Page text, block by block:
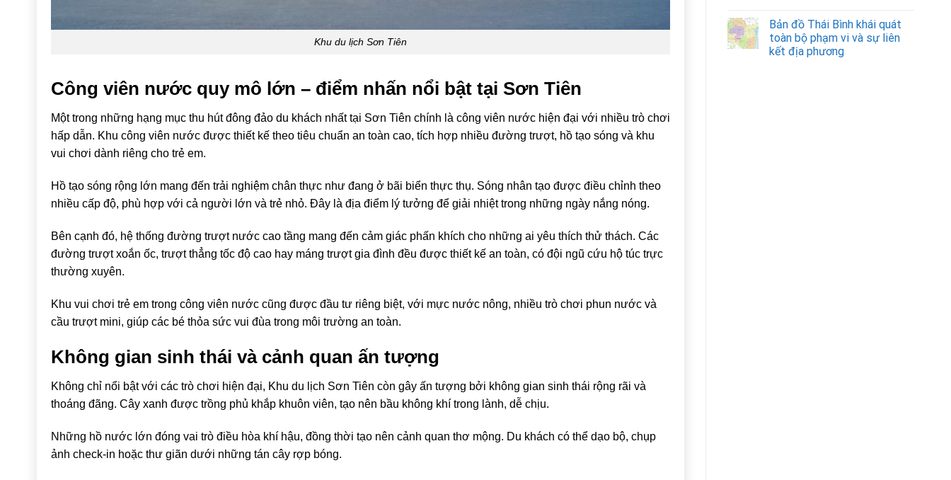
Khu du lịch Sơn Tiên
Công viên nước quy mô lớn – điểm nhấn nổi bật tại Sơn Tiên
Một trong những hạng mục thu hút đông đảo du khách nhất tại Sơn Tiên chính là công viên nước hiện đại với nhiều trò chơi
hấp dẫn. Khu công viên nước được thiết kế theo tiêu chuẩn an toàn cao, tích hợp nhiều đường trượt, hồ tạo sóng và khu
vui chơi dành riêng cho trẻ em.
Hồ tạo sóng rộng lớn mang đến trải nghiệm chân thực như đang ở bãi biển thực thụ. Sóng nhân tạo được điều chỉnh theo
nhiều cấp độ, phù hợp với cả người lớn và trẻ nhỏ. Đây là địa điểm lý tưởng để giải nhiệt trong những ngày nắng nóng.
Bên cạnh đó, hệ thống đường trượt nước cao tầng mang đến cảm giác phấn khích cho những ai yêu thích thử thách. Các
đường trượt xoắn ốc, trượt thẳng tốc độ cao hay máng trượt gia đình đều được thiết kế an toàn, có đội ngũ cứu hộ túc trực
thường xuyên.
Khu vui chơi trẻ em trong công viên nước cũng được đầu tư riêng biệt, với mực nước nông, nhiều trò chơi phun nước và
cầu trượt mini, giúp các bé thỏa sức vui đùa trong môi trường an toàn.
Không gian sinh thái và cảnh quan ấn tượng
Không chỉ nổi bật với các trò chơi hiện đại, Khu du lịch Sơn Tiên còn gây ấn tượng bởi không gian sinh thái rộng rãi và
thoáng đãng. Cây xanh được trồng phủ khắp khuôn viên, tạo nên bầu không khí trong lành, dễ chịu.
Những hồ nước lớn đóng vai trò điều hòa khí hậu, đồng thời tạo nên cảnh quan thơ mộng. Du khách có thể dạo bộ, chụp
ảnh check-in hoặc thư giãn dưới những tán cây rợp bóng.
Bản đồ Thái Bình khái quát
toàn bộ phạm vi và sự liên
kết địa phương